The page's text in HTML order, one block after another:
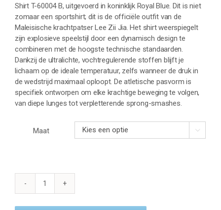
Shirt T-60004 B, uitgevoerd in koninklijk Royal Blue. Dit is niet
zomaar een sportshirt; dit is de officiële outfit van de
Maleisische krachtpatser Lee Zii Jia. Het shirt weerspiegelt
zijn explosieve speelstijl door een dynamisch design te
combineren met de hoogste technische standaarden.
Dankzij de ultralichte, vochtregulerende stoffen blijft je
lichaam op de ideale temperatuur, zelfs wanneer de druk in
de wedstrijd maximaal oploopt. De atletische pasvorm is
specifiek ontworpen om elke krachtige beweging te volgen,
van diepe lunges tot verpletterende sprong-smashes.
Maat 
VICTOR